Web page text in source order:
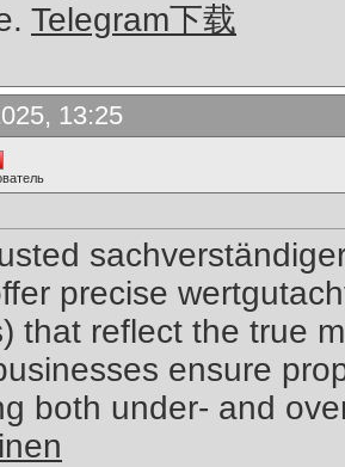
Telegram下载
13:25
precise
that reflect the true
ensure
both under- and